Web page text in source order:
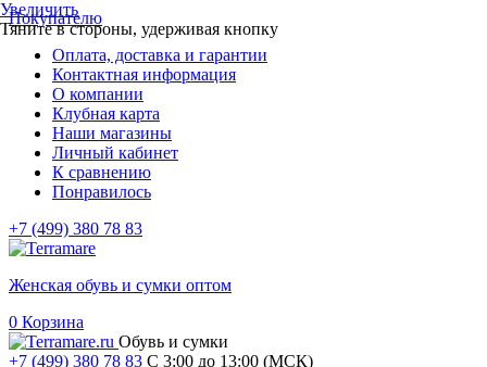
Покупателю
Оплата, доставка и гарантии
Контактная информация
О компании
Клубная карта
Наши магазины
Личный кабинет
К сравнению
Понравилось
+7 (499) 380 78 83
Женская обувь и сумки оптом
0 Корзина
Обувь и сумки
+7 (499) 380 78 83 С 3:00 до 13:00 (МСК)
Увеличить
Тяните в стороны, удерживая кнопку